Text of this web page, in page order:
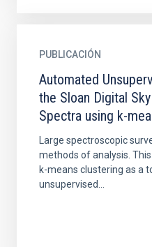
PUBLICACIÓN
Automated
the Sloan Digital
Spectra using k-
Large spectroscopic
methods of analysis.
k-means clustering as a
unsupervised...